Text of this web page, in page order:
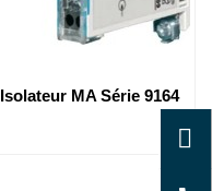
Isolateur MA Série 9164